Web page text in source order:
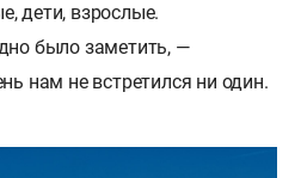
дети, взрослые.
было заметить, —
нам не встретился ни один.